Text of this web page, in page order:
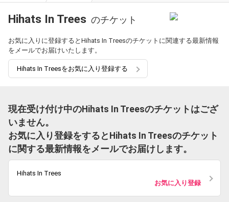
Hihats In Trees のチケット
お気に入りに登録するとHihats In Treesのチケットに関連する最新情報
をメールでお届けいたします。
Hihats In Treesをお気に入り登録する
現在受け付け中のHihats In Treesのチケットはござ
いません。
お気に入り登録をするとHihats In Treesのチケット
に関する最新情報をメールでお届けします。
Hihats In Trees
お気に入り登録